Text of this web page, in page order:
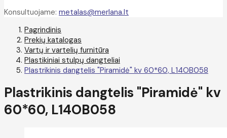
Konsultuojame: metalas@merlana.lt
Pagrindinis
Prekių katalogas
Vartų ir vartelių furnitūra
Plastikiniai stulpų dangteliai
Plastrikinis dangtelis "Piramidė" kv 60*60, L14OB058
Plastrikinis dangtelis "Piramidė" kv
60*60, L14OB058